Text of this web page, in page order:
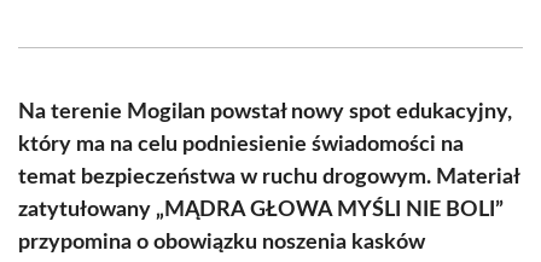
(Twitter)
Na terenie Mogilan powstał nowy spot edukacyjny,
który ma na celu podniesienie świadomości na
temat bezpieczeństwa w ruchu drogowym. Materiał
zatytułowany „MĄDRA GŁOWA MYŚLI NIE BOLI”
przypomina o obowiązku noszenia kasków